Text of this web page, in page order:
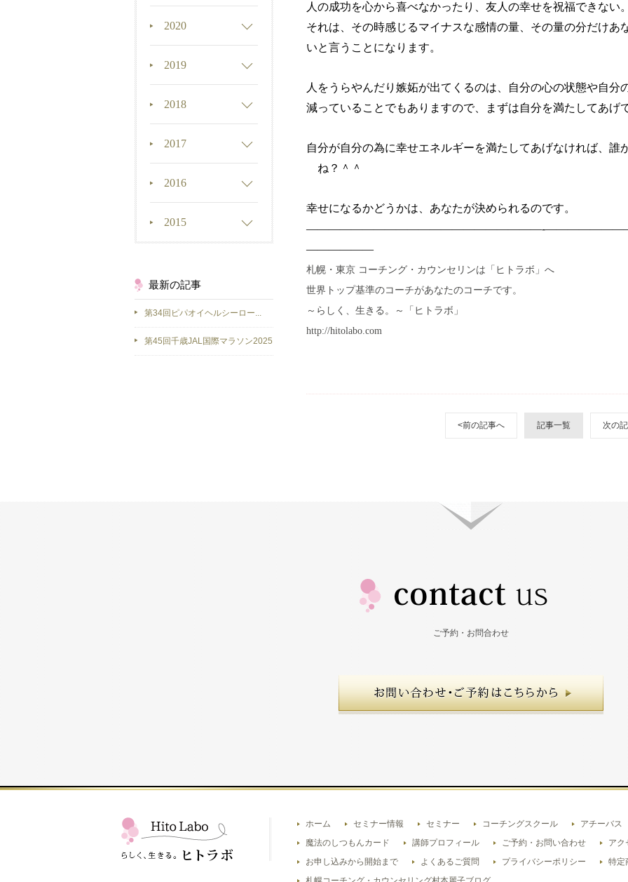
人の成功を心から喜べなかったり、友人の幸せを祝福できない
それは、その時感じるマイナスな感情の量、その量の分だけあ
いと言うことになります。
人をうらやんだり嫉妬が出てくるのは、自分の心の状態や自分
減っていることでもありますので、まずは自分を満たしてあげ
自分が自分の為に幸せエネルギーを満たしてあげなければ、誰
ね？＾＾
幸せになるかどうかは、あなたが決められるのです。
—————————————————————-
——————
札幌・東京 コーチング・カウンセリンは「ヒトラボ」へ
世界トップ基準のコーチがあなたのコーチです。
～らしく、生きる。～「ヒトラボ」
http://hitolabo.com
<前の記事へ 記事一覧 次の
2020
2019
2018
2017
2016
2015
最新の記事
第34回ピパオイヘルシーロー...
第45回千歳JAL国際マラソン2025
ご予約・お問合わせ
ホーム セミナー情報 セミナー コーチングスクール
アチーバス
魔法のしつもんカード
講師プロフィール ご予約・お問い合わせ
アク
お申し込みから開始まで
よくあるご質問 プライバシーポリシー
特定